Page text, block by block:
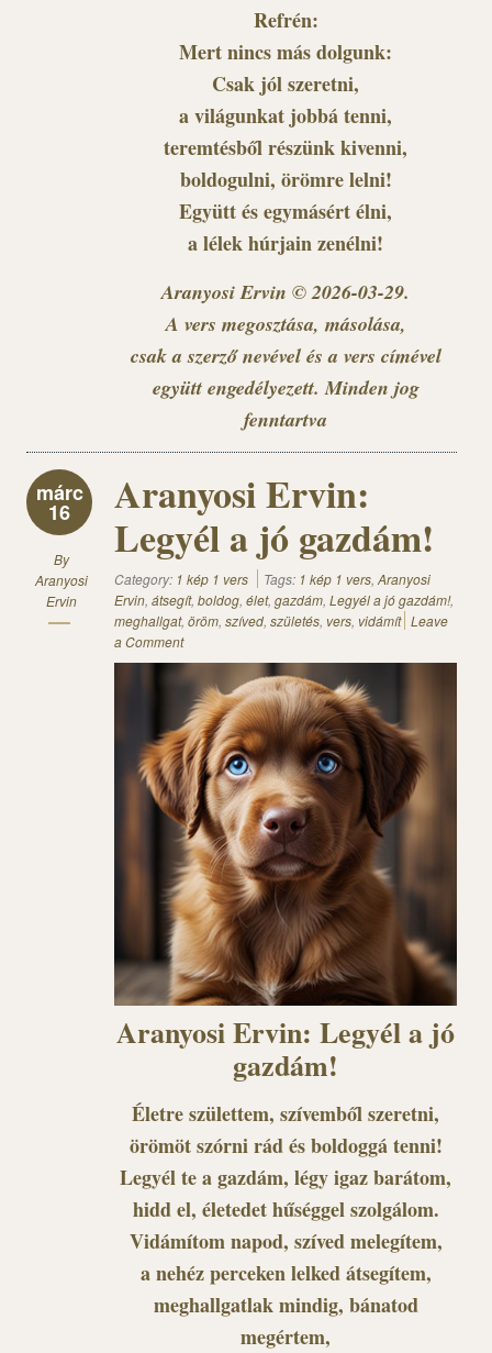
Refrén:
Mert nincs más dolgunk:
Csak jól szeretni,
a világunkat jobbá tenni,
teremtésből részünk kivenni,
boldogulni, örömre lelni!
Együtt és egymásért élni,
a lélek húrjain zenélni!
Aranyosi Ervin © 2026-03-29.
A vers megosztása, másolása,
csak a szerző nevével és a vers címével
együtt engedélyezett. Minden jog
fenntartva
márc
16
By
Aranyosi
Ervin
Aranyosi Ervin:
Legyél a jó gazdám!
Category: 1 kép 1 vers Tags: 1 kép 1 vers, Aranyosi
Ervin, átsegít, boldog, élet, gazdám, Legyél a jó gazdám!,
meghallgat, öröm, szíved, születés, vers, vidámít Leave
a Comment
Aranyosi Ervin: Legyél a jó
gazdám!
Életre születtem, szívemből szeretni,
örömöt szórni rád és boldoggá tenni!
Legyél te a gazdám, légy igaz barátom,
hidd el, életedet hűséggel szolgálom.
Vidámítom napod, szíved melegítem,
a nehéz perceken lelked átsegítem,
meghallgatlak mindig, bánatod
megértem,